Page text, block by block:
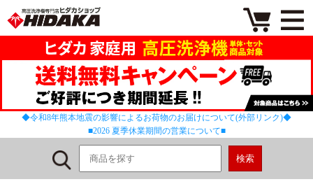
◆令和8年熊本地震の影響によるお荷物のお届けについて(外部リンク)◆
■2026 夏季休業期間の営業について■